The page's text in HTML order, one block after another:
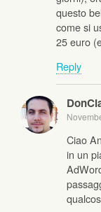
questo
come si
25 euro
Reply
Ciao
in un